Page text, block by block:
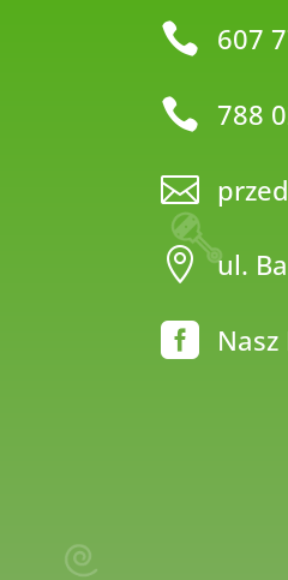
 607
 788

 ul.
